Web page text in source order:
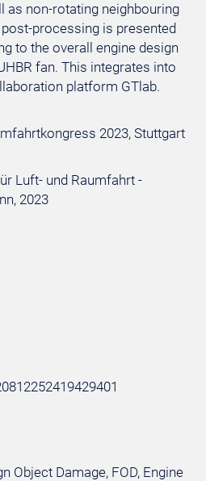
as non-rotating neighbouring
processing is presented
to the overall engine design
fan. This integrates into
platform GTlab.
2023, Stuttgart
Luft- und Raumfahrt -
2023
Object Damage, FOD, Engine